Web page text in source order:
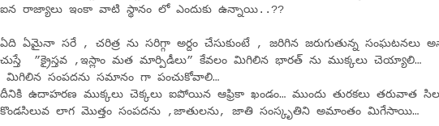
ఐన రాజ్యాలు ఇంకా వాటి స్థానం లో ఎందుకు ఉన్నాయి..??
ఏది ఏమైనా సరే , చరిత్ర ను సరిగ్గా అర్దం చేసుకుంటే , జరిగిన జరుగుతున్న సంఘటనలు
చుస్తే ”క్రైస్తవ ,ఇస్లాం మత మార్పిడీలు” కేవలం మిగిలిన భారత్ ను ముక్కలు చెయ్యాలి…
మిగిలిన సంపదను సమానం గా పంచుకోవాలి…
దీనికి ఉదాహరణ ముక్కలు చెక్కలు ఐపోయిన ఆఫ్రికా ఖండం… ముందు తురకలు తరువాత
కొండసిలువ లాగ మొత్తం సంపదను ,జాతులను, జాతి సంస్కృతిని అమాంతం మిగేసాయి…